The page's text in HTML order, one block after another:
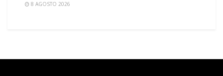
8 AGOSTO 2026